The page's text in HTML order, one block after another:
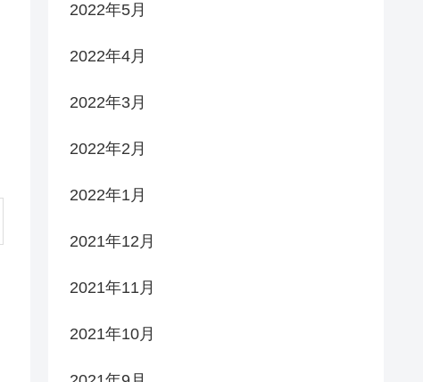
2022年5月
2022年4月
2022年3月
2022年2月
2022年1月
2021年12月
2021年11月
2021年10月